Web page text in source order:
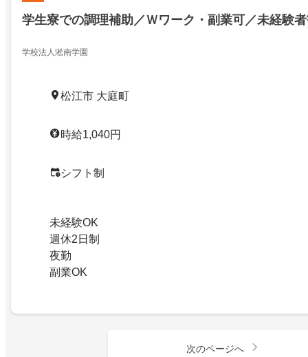
学生寮での調理補助／Ｗワーク・副業可／未経験
学校法人淞南学園
松江市 大庭町
時給1,040円
シフト制
未経験OK
週休2日制
夜勤
副業OK
次のページへ